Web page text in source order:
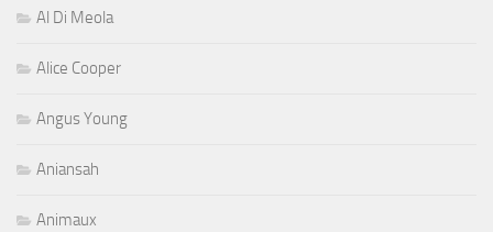
Al Di Meola
Alice Cooper
Angus Young
Aniansah
Animaux